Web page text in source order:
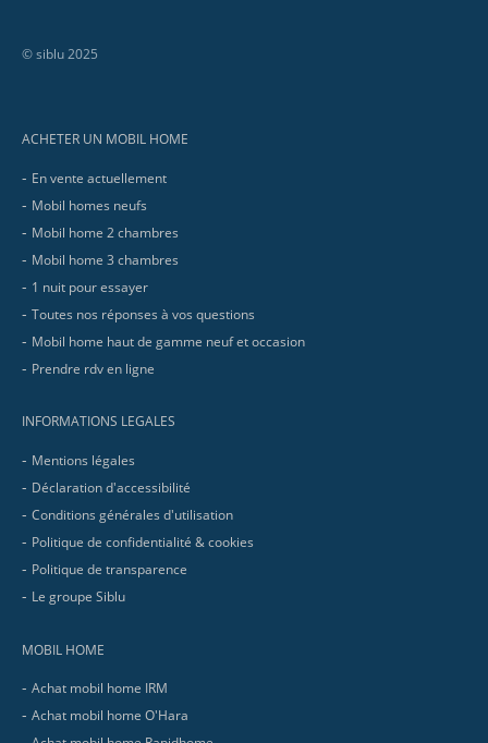
© siblu 2025
ACHETER UN MOBIL HOME
En vente actuellement
Mobil homes neufs
Mobil home 2 chambres
Mobil home 3 chambres
1 nuit pour essayer
Toutes nos réponses à vos questions
Mobil home haut de gamme neuf et occasion
Prendre rdv en ligne
INFORMATIONS LEGALES
Mentions légales
Déclaration d'accessibilité
Conditions générales d'utilisation
Politique de confidentialité & cookies
Politique de transparence
Le groupe Siblu
MOBIL HOME
Achat mobil home IRM
Achat mobil home O'Hara